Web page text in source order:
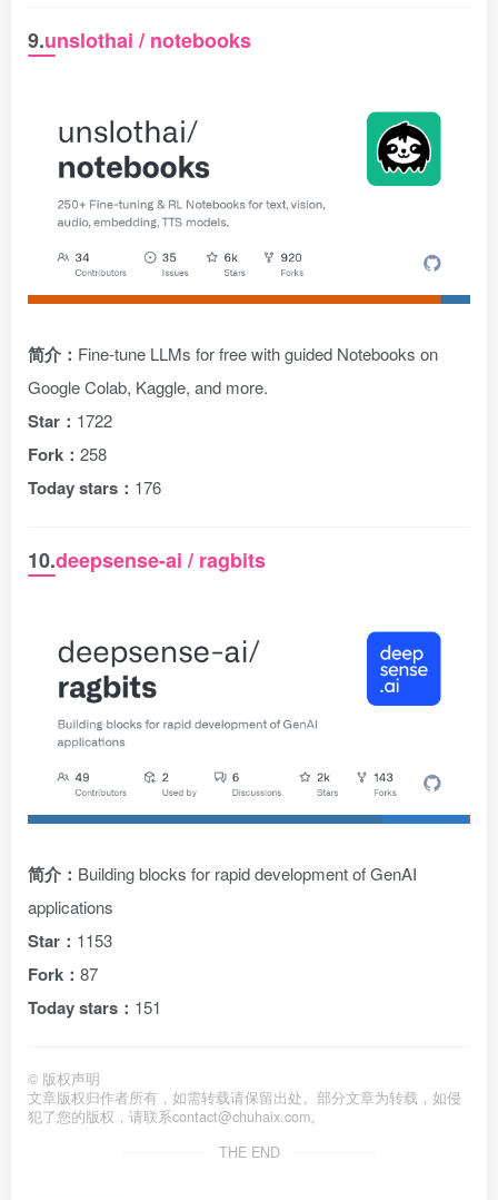
9.unslothai / notebooks
简介： Fine-tune LLMs for free with guided Notebooks on
Google Colab, Kaggle, and more.
Star： 1722
Fork： 258
Today stars： 176
10.deepsense-ai / ragbits
简介： Building blocks for rapid development of GenAI
applications
Star： 1153
Fork： 87
Today stars： 151
© 版权声明
文章版权归作者所有，如需转载请保留出处。部分文章为转载，如侵
犯了您的版权，请联系contact@chuhaix.com。
THE END